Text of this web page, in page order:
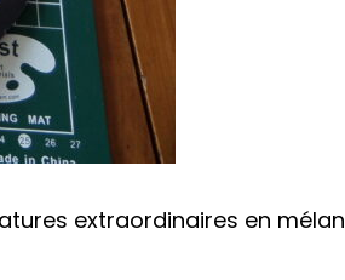
extraordinaires en